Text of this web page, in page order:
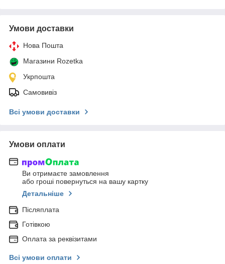
Умови доставки
Нова Пошта
Магазини Rozetka
Укрпошта
Самовивіз
Всі умови доставки
Умови оплати
Ви отримаєте замовлення
або гроші повернуться на вашу картку
Детальніше
Післяплата
Готівкою
Оплата за реквізитами
Всі умови оплати